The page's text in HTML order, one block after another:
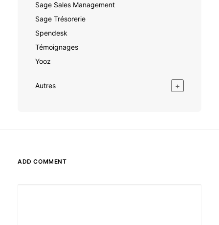
Sage Sales Management
Sage Trésorerie
Spendesk
Témoignages
Yooz
Autres +
ADD COMMENT